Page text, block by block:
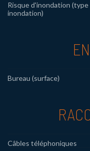
Risque d'inondation (type
inondation)
Bureau (surface)
Câbles téléphoniques